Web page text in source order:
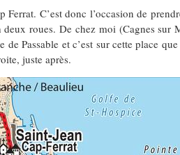
Ferrat. C’est donc l’occasion de
deux roues. De chez moi (Cagnes
Passable et c’est sur cette place
juste après.